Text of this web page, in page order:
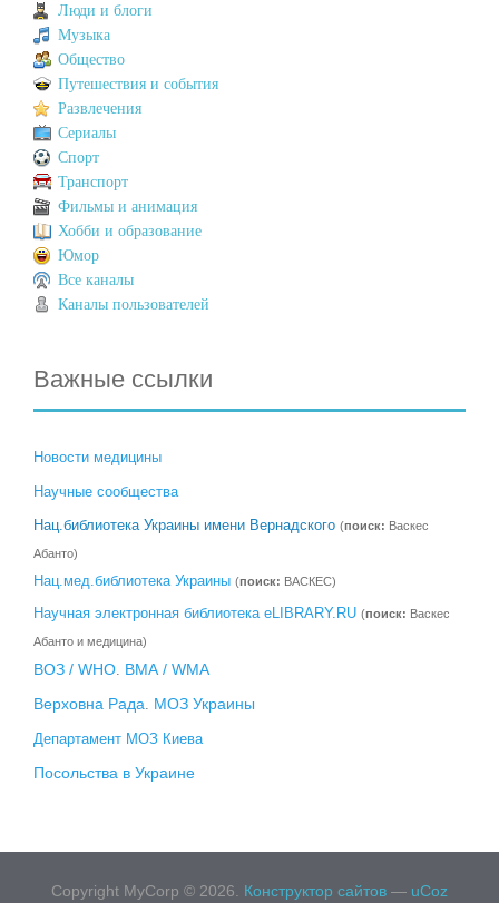
Люди и блоги
Музыка
Общество
Путешествия и события
Развлечения
Сериалы
Спорт
Транспорт
Фильмы и анимация
Хобби и образование
Юмор
Все каналы
Каналы пользователей
Важные ссылки
Новости медицины
Научные сообщества
Нац.библиотека Украины имени Вернадского (поиск: Васкес
Абанто)
Нац.мед.библиотека Украины (поиск: ВАСКЕС)
Научная электронная библиотека eLIBRARY.RU (поиск: Васкес
Абанто и медицина)
ВОЗ / WHO ВМА / WMA
Верховна Рада
МОЗ Украины
Департамент МОЗ Киева
Посольства в Украине
Copyright MyCorp © 2026 Конструктор сайтов — uCoz